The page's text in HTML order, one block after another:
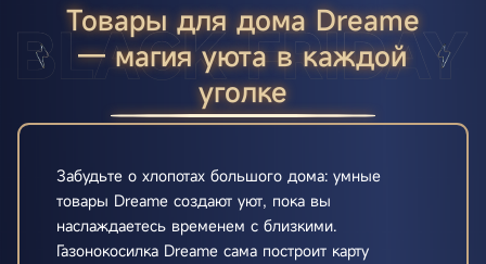
Товары для дома Dreame
— магия уюта в каждой
уголке
Забудьте о хлопотах большого дома: умные
товары Dreame создают уют, пока вы
наслаждаетесь временем с близкими.
Газонокосилка Dreame сама построит карту